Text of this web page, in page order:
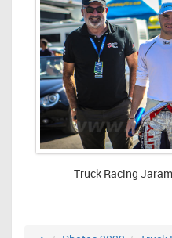
Truck Racing